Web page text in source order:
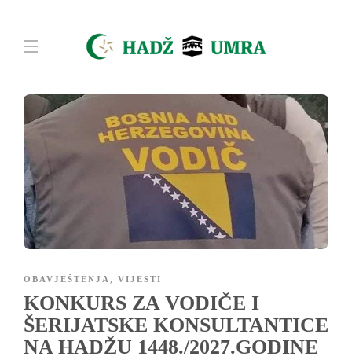
OBAVJEŠTENJA, VIJESTI
KONKURS ZA VODIČE I
ŠERIJATSKE KONSULTANTICE
NA HADŽU 1448./2027.GODINE